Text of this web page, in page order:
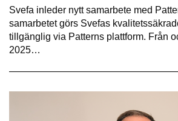
Svefa inleder nytt samarbete med
samarbetet görs Svefas
tillgänglig via Patterns plattform. Från
2025…